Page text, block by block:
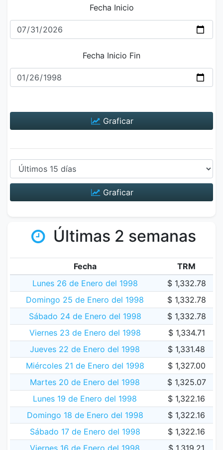
Fecha Inicio
Fecha Inicio Fin
Graficar
Graficar
Últimas 2 semanas
Fecha
TRM
Lunes 26 de Enero del 1998
$ 1,332.78
Domingo 25 de Enero del 1998
$ 1,332.78
Sábado 24 de Enero del 1998
$ 1,332.78
Viernes 23 de Enero del 1998
$ 1,334.71
Jueves 22 de Enero del 1998
$ 1,331.48
Miércoles 21 de Enero del 1998
$ 1,327.00
Martes 20 de Enero del 1998
$ 1,325.07
Lunes 19 de Enero del 1998
$ 1,322.16
Domingo 18 de Enero del 1998
$ 1,322.16
Sábado 17 de Enero del 1998
$ 1,322.16
Viernes 16 de Enero del 1998
$ 1,319.21